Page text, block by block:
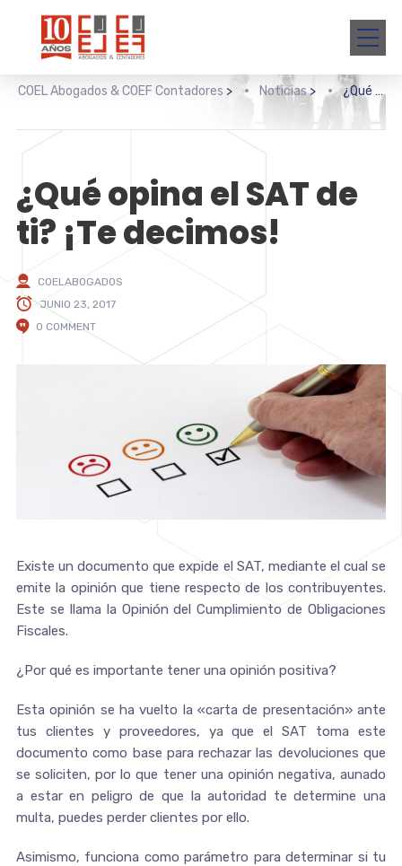
COEL Abogados & COEF Contadores > Noticias> ¿Qué opina el SAT de ti? ¡Te decimos!
¿Qué opina el SAT de
ti? ¡Te decimos!
COELABOGADOS
JUNIO 23, 2017
0 COMMENT
Existe un documento que expide el SAT, mediante el cual se
emite la opinión que tiene respecto de los contribuyentes.
Este se llama la Opinión del Cumplimiento de Obligaciones
Fiscales.
¿Por qué es importante tener una opinión positiva?
Esta opinión se ha vuelto la «carta de presentación» ante
tus clientes y proveedores, ya que el SAT toma este
documento como base para rechazar las devoluciones que
se soliciten, por lo que tener una opinión negativa, aunado
a estar en peligro de que la autoridad te determine una
multa, puedes perder clientes por ello.
Asimismo, funciona como parámetro para determinar si tu